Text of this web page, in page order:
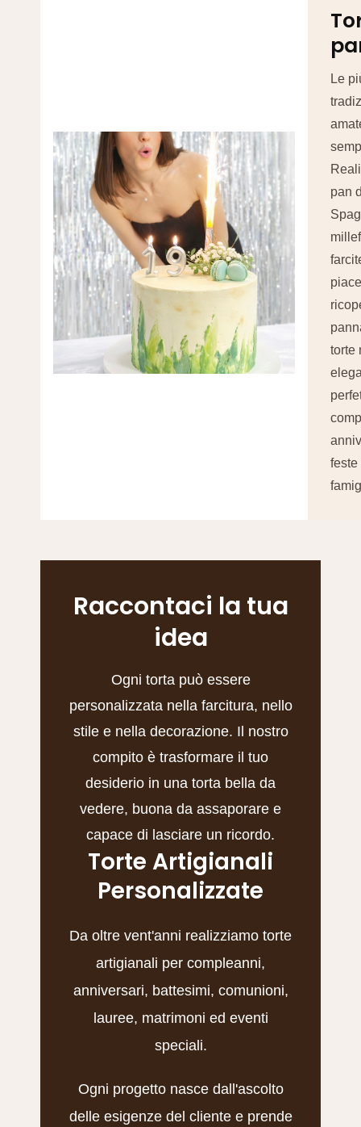
Le
pan
torte
feste
Raccontaci la tua
idea
Ogni torta può essere
personalizzata nella farcitura, nello
stile e nella decorazione. Il nostro
compito è trasformare il tuo
desiderio in una torta bella da
vedere, buona da assaporare e
capace di lasciare un ricordo.
Torte Artigianali
Personalizzate
Da oltre vent'anni realizziamo torte
artigianali per compleanni,
anniversari, battesimi, comunioni,
lauree, matrimoni ed eventi
speciali.
Ogni progetto nasce dall'ascolto
delle esigenze del cliente e prende